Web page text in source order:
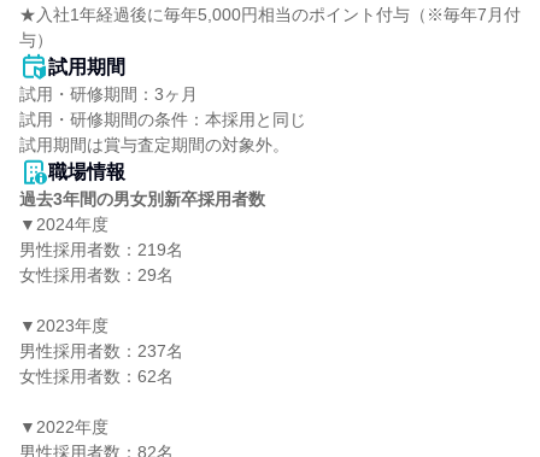
★入社1年経過後に毎年5,000円相当のポイント付与（※毎年7月付
与）
試用期間
試用・研修期間：3ヶ月
試用・研修期間の条件：本採用と同じ
職場情報
過去3年間の男女別新卒採用者数
▼2024年度
男性採用者数：219名
女性採用者数：29名
▼2023年度
男性採用者数：237名
女性採用者数：62名
▼2022年度
男性採用者数：82名